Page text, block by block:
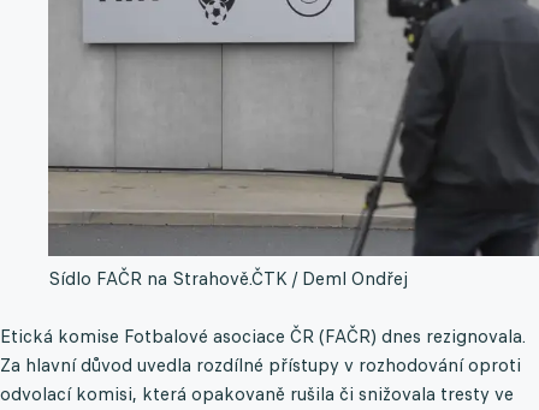
Sídlo FAČR na Strahově.ČTK / Deml Ondřej
Etická komise Fotbalové asociace ČR (FAČR) dnes rezignovala.
Za hlavní důvod uvedla rozdílné přístupy v rozhodování oproti
odvolací komisi, která opakovaně rušila či snižovala tresty ve